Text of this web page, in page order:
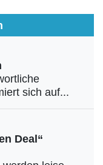
sich auf...
Deal“